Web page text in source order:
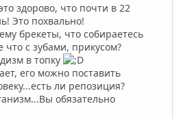
здорово, что почти в 22
Это похвально!
брекеты, что собираетесь
с зубами, прикусом?
в топку
его можно поставить
ли репозиция?
обязательно